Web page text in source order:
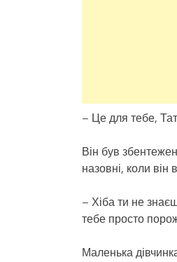
– Це для тебе,
Він був
назовні, коли
– Хіба ти не
тебе просто
Маленька